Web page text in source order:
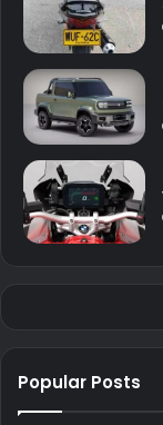
Popular Posts